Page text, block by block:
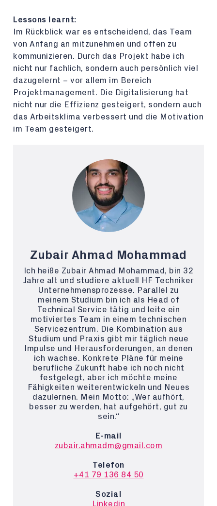
Lessons learnt:
Im Rückblick war es entscheidend, das Team
von Anfang an mitzunehmen und offen zu
kommunizieren. Durch das Projekt habe ich
nicht nur fachlich, sondern auch persönlich viel
dazugelernt – vor allem im Bereich
Projektmanagement. Die Digitalisierung hat
nicht nur die Effizienz gesteigert, sondern auch
das Arbeitsklima verbessert und die Motivation
im Team gesteigert.
Zubair Ahmad Mohammad
Ich heiße Zubair Ahmad Mohammad, bin 32
Jahre alt und studiere aktuell HF Techniker
Unternehmensprozesse. Parallel zu
meinem Studium bin ich als Head of
Technical Service tätig und leite ein
motiviertes Team in einem technischen
Servicezentrum. Die Kombination aus
Studium und Praxis gibt mir täglich neue
Impulse und Herausforderungen, an denen
ich wachse. Konkrete Pläne für meine
berufliche Zukunft habe ich noch nicht
festgelegt, aber ich möchte meine
Fähigkeiten weiterentwickeln und Neues
dazulernen. Mein Motto: „Wer aufhört,
besser zu werden, hat aufgehört, gut zu
sein.“
E-mail
zubair.ahmadm@gmail.com
Telefon
+41 79 136 84 50
Sozial
Linkedin